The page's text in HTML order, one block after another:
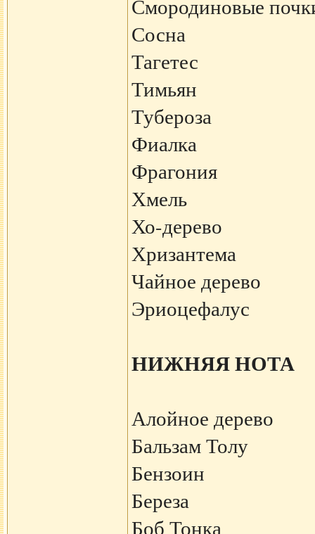
Смородиновые
Сосна
Тагетес
Тимьян
Тубероза
Фиалка
Фрагония
Хмель
Хо-дерево
Хризантема
Чайное дерево
Эриоцефалус
НИЖНЯЯ НОТА
Алойное дерево
Бальзам Толу
Бензоин
Береза
Боб Тонка